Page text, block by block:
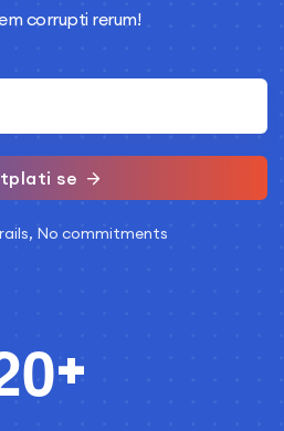
corrupti rerum!
se
No commitments
0+